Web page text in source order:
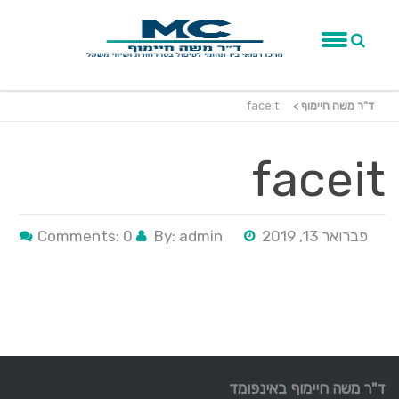
ד"ר משה חיימוף >
faceit
faceit
פברואר 13, 2019 By: admin
Comments: 0
ד"ר משה חיימוף באינפומד